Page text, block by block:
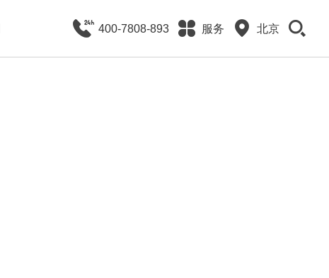
400-7808-893 服务 北京